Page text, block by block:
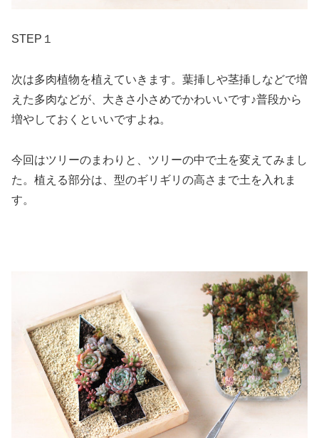
STEP１
次は多肉植物を植えていきます。葉挿しや茎挿しなどで増
えた多肉などが、大きさ小さめでかわいいです♪普段から
増やしておくといいですよね。
今回はツリーのまわりと、ツリーの中で土を変えてみまし
た。植える部分は、型のギリギリの高さまで土を入れま
す。